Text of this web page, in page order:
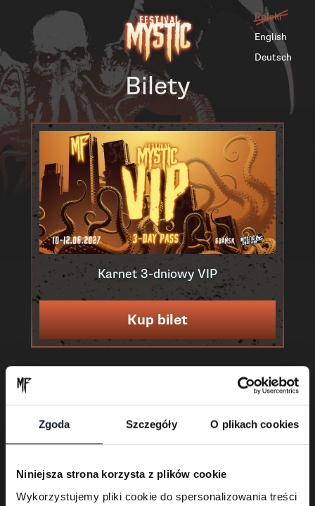
Zgoda Szczegóły O plikach cookies
Niniejsza strona korzysta z plików cookie
Wykorzystujemy pliki cookie do spersonalizowania treści
Polski
English
Deutsch
Bilety
Karnet 3-dniowy VIP
Kup bilet